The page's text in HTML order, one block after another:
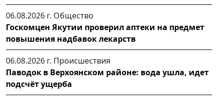
06.08.2026 г. Общество
Госкомцен Якутии проверил аптеки на предмет
повышения надбавок лекарств
06.08.2026 г. Происшествия
Паводок в Верхоянском районе: вода ушла, идет
подсчёт ущерба